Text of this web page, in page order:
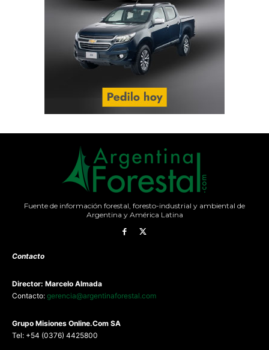
Fuente de información forestal, foresto-industrial y ambiental de
Argentina y América Latina
Contacto
Director: Marcelo Almada
Contacto: gerencia@argentinaforestal.com
Grupo Misiones Online.Com SA
Tel: +54 (0376) 4425800